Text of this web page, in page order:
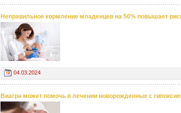
Неправильное кормление младенцев на 50% повышает
04.03.2024
Виагра может помочь в лечении новорожденных с